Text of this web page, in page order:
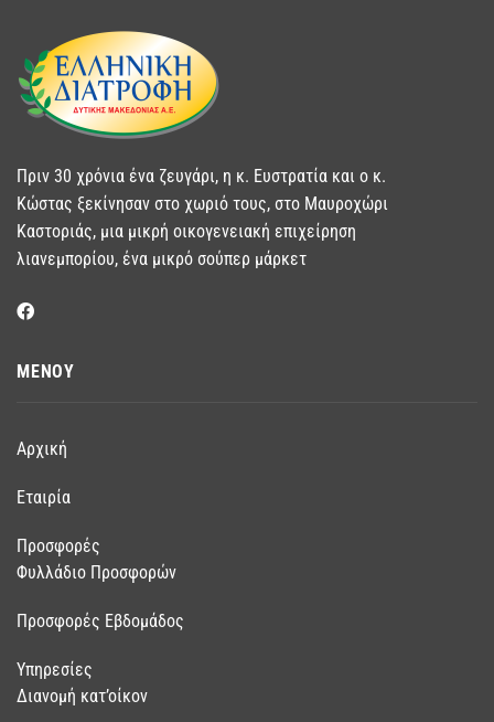
Πριν 30 χρόνια ένα ζευγάρι, η κ. Ευστρατία και ο κ.
Κώστας ξεκίνησαν στο χωριό τους, στο Μαυροχώρι
Καστοριάς, μια μικρή οικογενειακή επιχείρηση
λιανεμπορίου, ένα μικρό σούπερ μάρκετ
ΜΕΝΟΥ
Αρχική
Εταιρία
Προσφορές
Φυλλάδιο Προσφορών
Προσφορές Εβδομάδος
Υπηρεσίες
Διανομή κατ’οίκον